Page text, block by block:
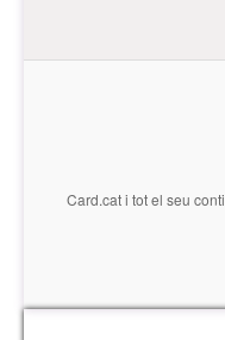
Card.cati tot el seu